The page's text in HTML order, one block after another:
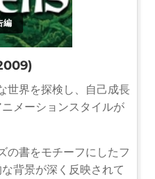
編
世界を探検し、自己成長
メーションスタイルが
の書をモチーフにしたフ
背景が深く反映されて